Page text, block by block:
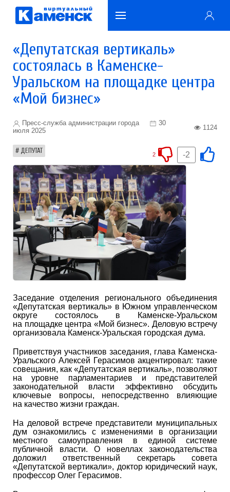
«Депутатская вертикаль»
состоялась в Каменске-
Уральском на площадке центра
«Мой бизнес»
Пресс-служба администрации города
30
июля 2025
1124
ДЕПУТАТ -2
2
Заседание отделения регионального объединения
«Депутатская вертикаль» в Южном управленческом
округе состоялось в Каменске-Уральском
на площадке центра «Мой бизнес». Деловую встречу
организовала Каменск-Уральская городская дума.
Приветствуя участников заседания, глава Каменска-
Уральского Алексей Герасимов акцентировал: такие
совещания, как «Депутатская вертикаль», позволяют
на уровне парламентариев и представителей
законодательной власти эффективно обсудить
ключевые вопросы, непосредственно влияющие
на качество жизни граждан.
На деловой встрече представители муниципальных
дум ознакомились с изменениями в организации
местного самоуправления в единой системе
публичной власти. О новеллах законодательства
доложил ответственный секретарь совета
«Депутатской вертикали», доктор юридический наук,
профессор Олег Герасимов.